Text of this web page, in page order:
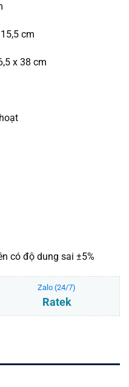
cm
x 38 cm
có độ dung sai ±5%
Zalo (24/7)
Ratek